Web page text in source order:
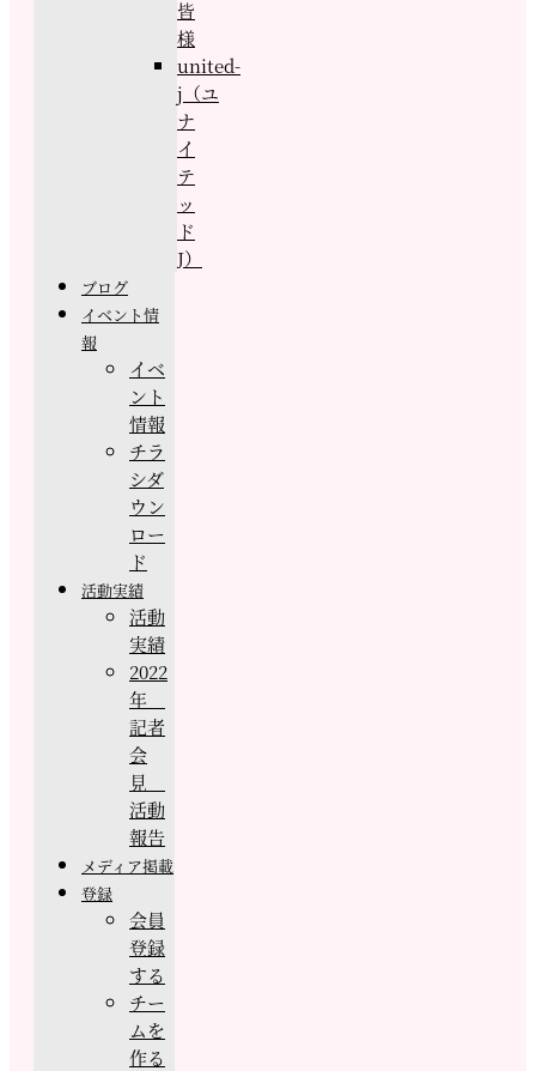
皆
様
united-
j（ユ
ナ
イ
テ
ッ
ド
J）
ブログ
イベント情
報
イベ
ント
情報
チラ
シダ
ウン
ロー
ド
活動実績
活動
実績
2022
年
記者
会
見
活動
報告
メディア掲載
登録
会員
登録
する
チー
ムを
作る